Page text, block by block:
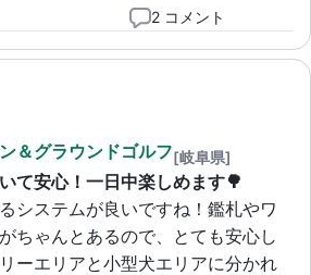
れます✨
2 コメント
＆グラウンドゴルフ[岐阜県]
て安心！一日中楽しめます🌳
システムが良いですね！鑑札やワ
ちゃんとあるので、とても安心し
ーエリアと小型犬エリアに分かれ